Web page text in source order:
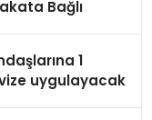
Bağlı
1
uygulayacak